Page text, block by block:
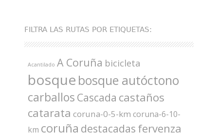
FILTRA LAS RUTAS POR ETIQUETAS:
Acantilado A Coruña bicicleta
bosque bosque autóctono
carballos Cascada castaños
catarata coruna-0-5-km coruna-6-10-
km coruña destacadas fervenza